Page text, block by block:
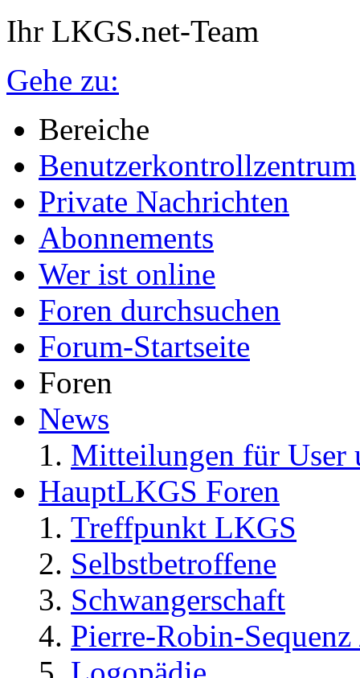
Ihr LKGS.net-Team
Gehe zu:
Bereiche
Benutzerkontrollzentrum
Private Nachrichten
Abonnements
Wer ist online
Foren durchsuchen
Forum-Startseite
Foren
News
Mitteilungen für User
HauptLKGS Foren
Treffpunkt LKGS
Selbstbetroffene
Schwangerschaft
Pierre-Robin-